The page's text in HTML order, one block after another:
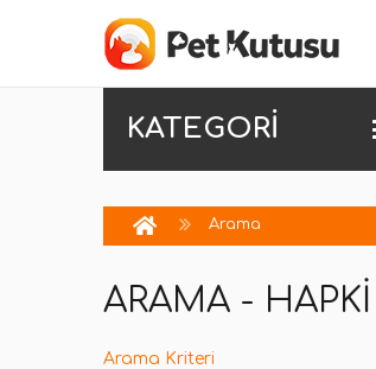
KATEGORİ
Arama
ARAMA -
Arama Kriteri